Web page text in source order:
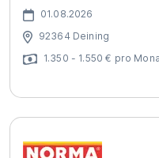
01.08.2026
92364 Deining
1.350 - 1.550 € pro